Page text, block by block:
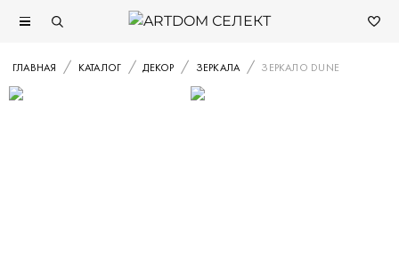
ГЛАВНАЯ КАТАЛОГ ДЕКОР ЗЕРКАЛА ЗЕРКАЛО DUNE